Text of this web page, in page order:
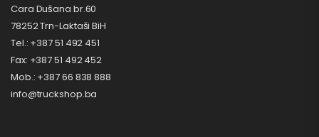
Cara Dušana br.60
78252 Trn-Laktaši BiH
Tel.: +387 51 492 451
Fax: +387 51 492 452
Mob.: +387 66 838 888
info@truckshop.ba